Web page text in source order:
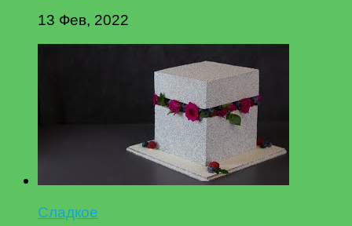
13 Фев, 2022
Сладкое